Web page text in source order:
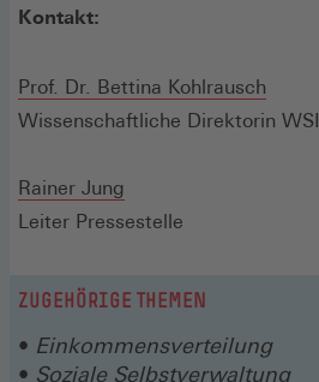
Kontakt:
Prof. Dr. Bettina Kohlrausch
Wissenschaftliche Direktorin WSI
Rainer Jung
Leiter Pressestelle
ZUGEHÖRIGE THEMEN
Einkommensverteilung
Soziale Selbstverwaltung